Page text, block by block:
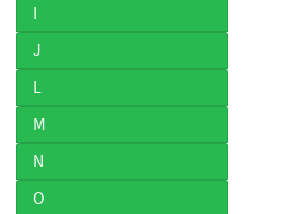
I
J
L
M
N
O